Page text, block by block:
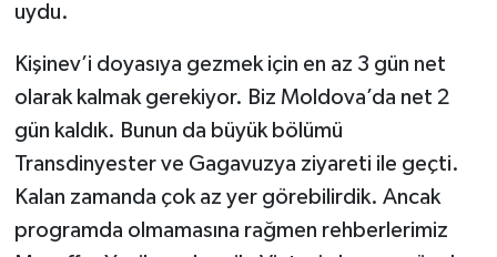
uydu.
Kişinev’i doyasıya gezmek için en az 3 gün net
olarak kalmak gerekiyor. Biz Moldova’da net 2
gün kaldık. Bunun da büyük bölümü
Transdinyester ve Gagavuzya ziyareti ile geçti.
Kalan zamanda çok az yer görebilirdik. Ancak
programda olmamasına rağmen rehberlerimiz